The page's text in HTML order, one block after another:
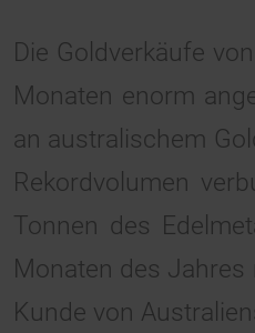
Die Goldverkäufe
Monaten enorm
an australischem
Rekordvolumen
Tonnen des
Monaten des
Kunde von